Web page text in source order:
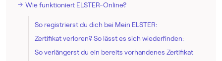
Wie funktioniert ELSTER-Online?
So registrierst du dich bei Mein ELSTER:
Zertifikat verloren? So lässt es sich wiederfinden:
So verlängerst du ein bereits vorhandenes Zertifikat